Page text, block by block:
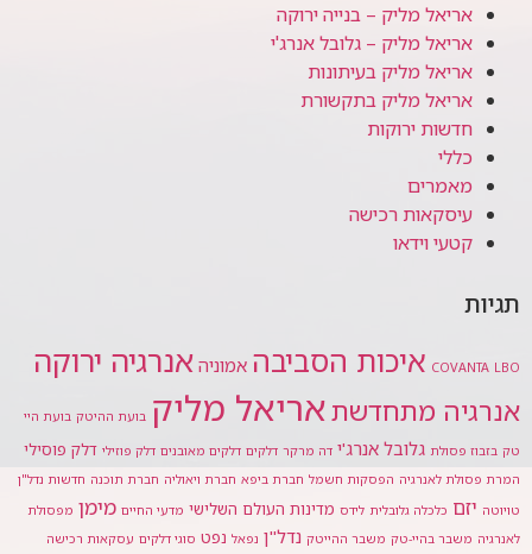
אריאל מליק – בנייה ירוקה
אריאל מליק – גלובל אנרג'י
אריאל מליק בעיתונות
אריאל מליק בתקשורת
חדשות ירוקות
כללי
מאמרים
עיסקאות רכישה
קטעי וידאו
תגיות
COVANTA LBO איכות הסביבה אמוניה אנרגיה ירוקה
אנרגיה מתחדשתאריאל מליק בועת ההיטק בועת היי
טק בזבוז פסולת גלובל אנרג'י דה מרקר דלקים דלקים מאובנים דלק פוזילי דלק פוסילי
המרת פסולת לאנרגיה הפסקות חשמל חברת ביפא חברת ויאוליה חברת תוכנה חדשות נדל"ן
טויוטה יזם כלכלה גלובלית לידס מדינות העולם השלישי מדעי החיים מימן מפסולת
לאנרגיה משבר בהיי-טק משבר ההייטק נדל"ן נפאל נפט סוגי דלקים עסקאות רכישה